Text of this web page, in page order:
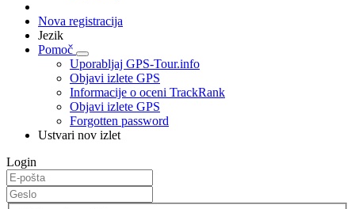
Nova registracija
Jezik
Pomoč
Uporabljaj GPS-Tour.info
Objavi izlete GPS
Informacije o oceni TrackRank
Objavi izlete GPS
Forgotten password
Ustvari nov izlet
Login